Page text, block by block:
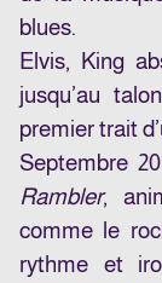
blues.
Elvis, King
jusqu’au
premier trait
Septembre
Rambler,
comme le
rythme et